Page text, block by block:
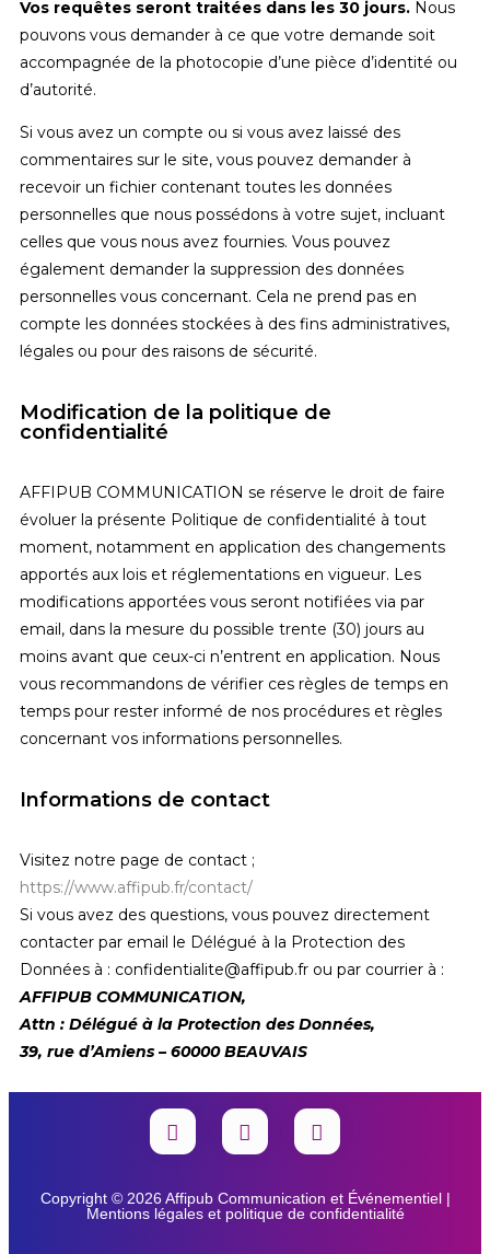
Vos requêtes seront traitées dans les 30 jours. Nous
pouvons vous demander à ce que votre demande soit
accompagnée de la photocopie d’une pièce d’identité ou
d’autorité.
Si vous avez un compte ou si vous avez laissé des
commentaires sur le site, vous pouvez demander à
recevoir un fichier contenant toutes les données
personnelles que nous possédons à votre sujet, incluant
celles que vous nous avez fournies. Vous pouvez
également demander la suppression des données
personnelles vous concernant. Cela ne prend pas en
compte les données stockées à des fins administratives,
légales ou pour des raisons de sécurité.
Modification de la politique de
confidentialité
AFFIPUB COMMUNICATION se réserve le droit de faire
évoluer la présente Politique de confidentialité à tout
moment, notamment en application des changements
apportés aux lois et réglementations en vigueur. Les
modifications apportées vous seront notifiées via par
email, dans la mesure du possible trente (30) jours au
moins avant que ceux-ci n’entrent en application. Nous
vous recommandons de vérifier ces règles de temps en
temps pour rester informé de nos procédures et règles
concernant vos informations personnelles.
Informations de contact
Visitez notre page de contact ;
https://www.affipub.fr/contact/
Si vous avez des questions, vous pouvez directement
contacter par email le Délégué à la Protection des
Données à : confidentialite@affipub.fr ou par courrier à :
AFFIPUB COMMUNICATION,
Attn : Délégué à la Protection des Données,
39, rue d’Amiens – 60000 BEAUVAIS
Copyright © 2026 Affipub Communication et Événementiel |
Mentions légales et politique de confidentialité